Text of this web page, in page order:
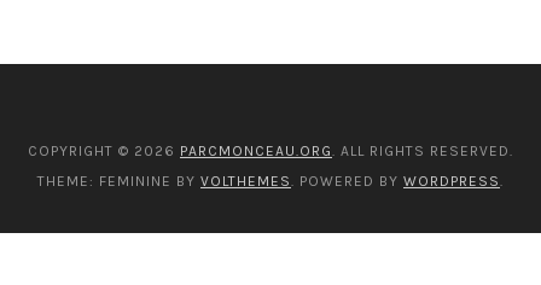
COPYRIGHT © 2026 PARCMONCEAU.ORG. ALL RIGHTS RESERVED.
THEME: FEMININE BY VOLTHEMES. POWERED BY WORDPRESS.